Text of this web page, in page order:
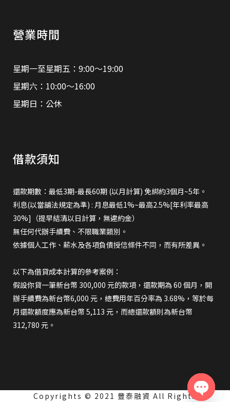
營業時間
星期一至星期五：9:00～19:00
星期六：10:00～16:00
星期日：公休
借款須知
還款期數：最低3期-最長60期 (以月計算) 免綁約3個月~5年。
利息(以當舖法規定為準) : 月息最低1%~最高2.5%[年利率最高
30%]（提早結清以日計算，無違約金）
無任何代辦手續費、不限職業類別。
依據個人工作、薪水及各項負債授信條件不同，而有所差異。
以下為借貸成本計算的參考案例：
假設你貸一筆新台幣 300,000 元的款項，還款期為 60 個月，開
辦手續費為新台幣6,000 元，總費用年百分率為 3.68%，等於每
月還款額度應為新台幣 5,113 元，而總還款額則為新台幣
312,780 元。
Copyrights © 2021 豐泰融資 All Rights